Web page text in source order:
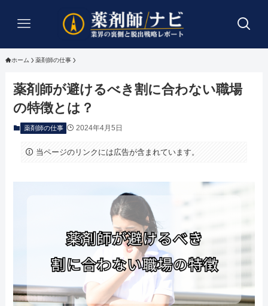
ホーム 薬剤師の仕事
薬剤師が避けるべき割に合わない職場
の特徴とは？
薬剤師の仕事 2024年4月5日
当ページのリンクには広告が含まれています。